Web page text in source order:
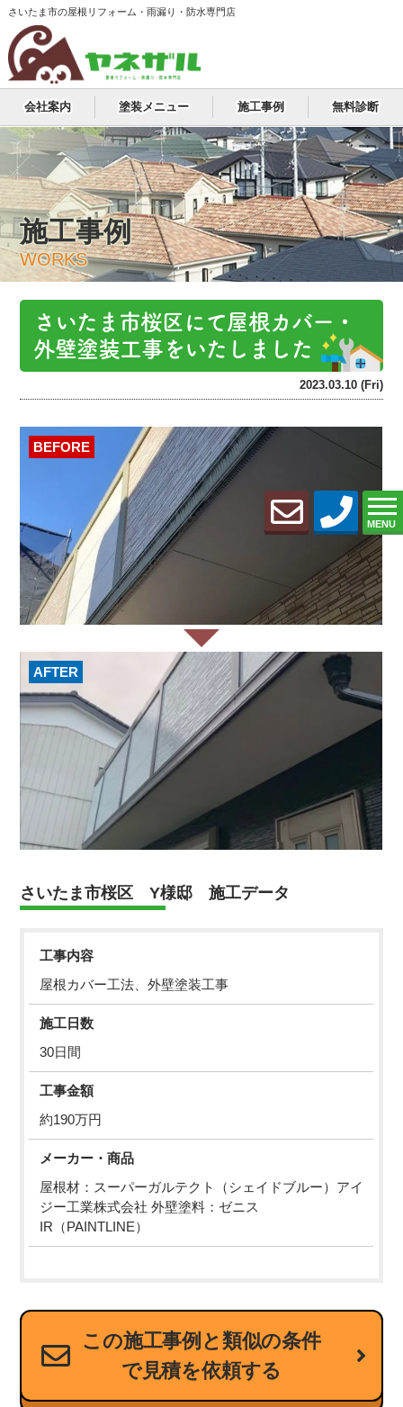
さいたま市の屋根リフォーム・雨漏り・防水専門店
MENU
会社案内 塗装メニュー 施工事例 無料診断
施工事例
WORKS
さいたま市桜区にて屋根カバー・
外壁塗装工事をいたしました
2023.03.10 (Fri)
BEFORE
AFTER
さいたま市桜区 Y様邸 施工データ
工事内容
屋根カバー工法、外壁塗装工事
施工日数
30日間
工事金額
約190万円
メーカー・商品
屋根材：スーパーガルテクト（シェイドブルー）アイ
ジー工業株式会社 外壁塗料：ゼニス
IR（PAINTLINE）
この施工事例と類似の条件
で見積を依頼する